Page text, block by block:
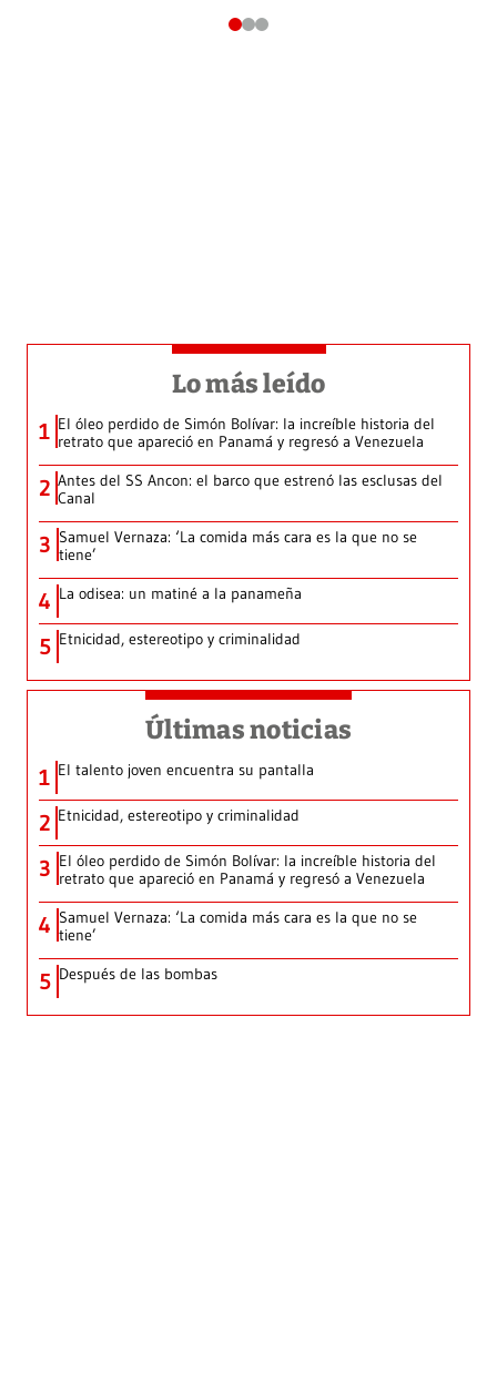
Lo más leído
1 El óleo perdido de Simón Bolívar: la increíble historia del
retrato que apareció en Panamá y regresó a Venezuela
2 Antes del SS Ancon: el barco que estrenó las esclusas del
Canal
3 Samuel Vernaza: ‘La comida más cara es la que no se
tiene’
4 La odisea: un matiné a la panameña
5 Etnicidad, estereotipo y criminalidad
Últimas noticias
1 El talento joven encuentra su pantalla​
2 Etnicidad, estereotipo y criminalidad
3 El óleo perdido de Simón Bolívar: la increíble historia del
retrato que apareció en Panamá y regresó a Venezuela
4 Samuel Vernaza: ‘La comida más cara es la que no se
tiene’
5 Después de las bombas